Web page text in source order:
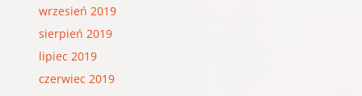
wrzesień 2019
sierpień 2019
lipiec 2019
czerwiec 2019